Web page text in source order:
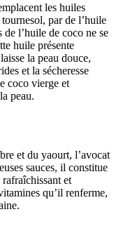
les huiles
par de l’huile
l’huile de coco ne se
huile présente
la peau douce,
et la sécheresse
coco vierge et
peau.
et du yaourt, l’avocat
sauces, il constitue
et
qu’il renferme,